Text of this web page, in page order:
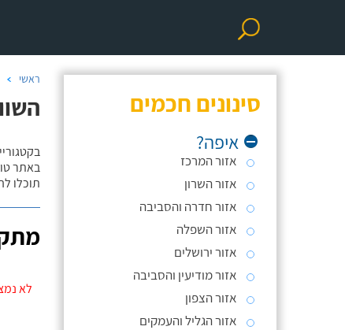
סינונים חכמים
איפה?
אזור המרכז
אזור השרון
אזור חדרה והסביבה
אזור השפלה
אזור ירושלים
אזור מודיעין והסביבה
אזור הצפון
אזור הגליל והעמקים
ראשי
באתר
תוכלו
לא